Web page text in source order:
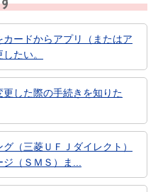
ードからアプリ（またはア
たい。
した際の手続きを知りた
（三菱ＵＦＪダイレクト）
（ＳＭＳ）ま...